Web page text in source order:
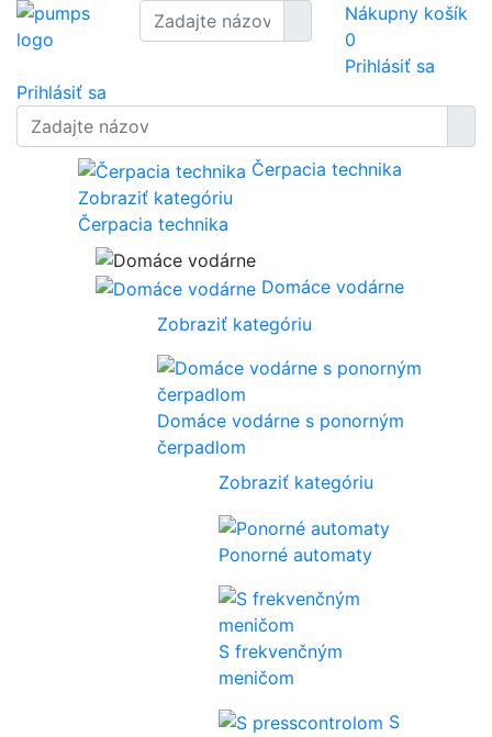
Nákupny košík
0
Prihlásiť sa
Prihlásiť sa
Čerpacia technika
Zobraziť kategóriu
Čerpacia technika
Domáce vodárne
Zobraziť kategóriu
Domáce vodárne s ponorným
čerpadlom
Zobraziť kategóriu
Ponorné automaty
S frekvenčným
meničom
S